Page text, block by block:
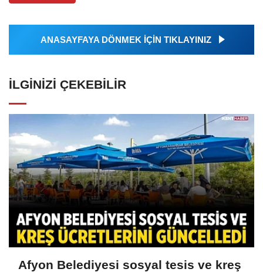
ANASAYFAYA DÖNMEK İÇİN TIKLAYINIZ
İLGINIZI ÇEKEBILIR
Afyon Belediyesi sosyal tesis ve kreş